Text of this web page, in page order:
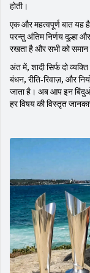
होती।
एक और महत्वपूर्ण बात यह
परन्तु अंतिम निर्णय दूल्हा
रखता है और सभी को
अंत में, शादी सिर्फ दो
बंधन, रीति‑रिवाज़, और
जाता है। अब आप इन
हर विषय की विस्तृत